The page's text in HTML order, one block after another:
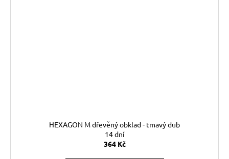
HEXAGON M dřevěný obklad - tmavý dub
14 dní
364 Kč